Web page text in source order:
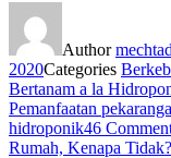
Author
2020Categories
Bertanam a la
Pemanfaatan
hidroponik46
Rumah, Kenapa Tidak?